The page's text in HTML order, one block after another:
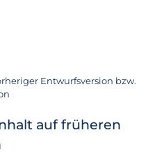
Entwurfsversion bzw.
auf früheren